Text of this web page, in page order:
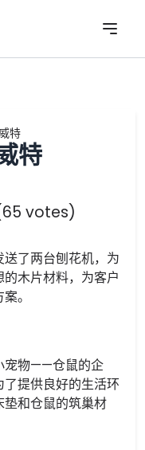
特
特
votes)
了两台刨花机，为
木片材料，为客户
。
宠物——仓鼠的企
提供良好的生活环
和仓鼠的筑巢材